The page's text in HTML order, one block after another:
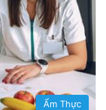
Ẩm Thực